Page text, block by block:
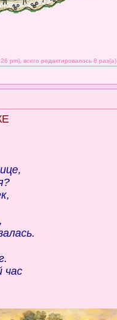
pm), всего редактировалось 8 раз(а)
час